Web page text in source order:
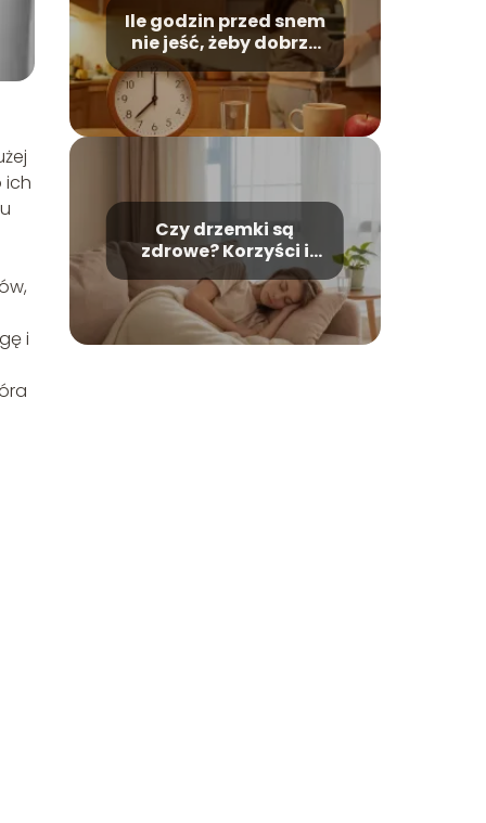
ich
i
Ile godzin przed snem
nie jeść, żeby dobrze
spać?
Czy drzemki są
zdrowe? Korzyści i
możliwe zagrożenia